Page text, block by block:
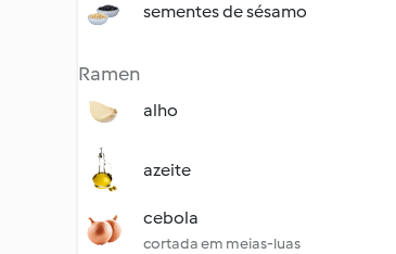
sementes de sésamo
Ramen
alho
azeite
cebola
cortada em meias-luas